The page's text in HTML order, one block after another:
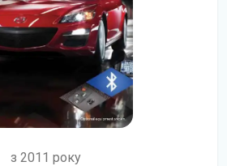
з 2011 року